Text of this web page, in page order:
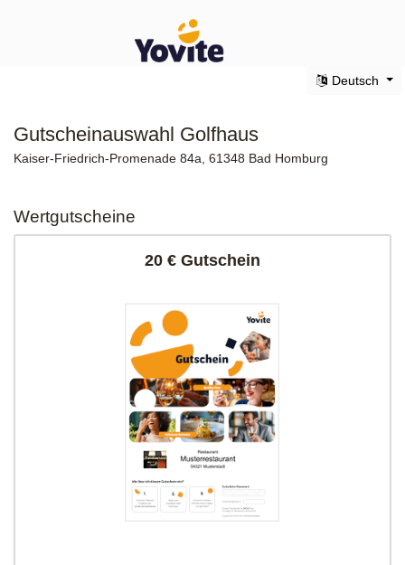
Deutsch
Gutscheinauswahl Golfhaus
Kaiser-Friedrich-Promenade 84a, 61348 Bad Homburg
Wertgutscheine
20 € Gutschein